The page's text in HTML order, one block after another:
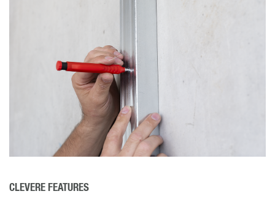
CLEVERE FEATURES